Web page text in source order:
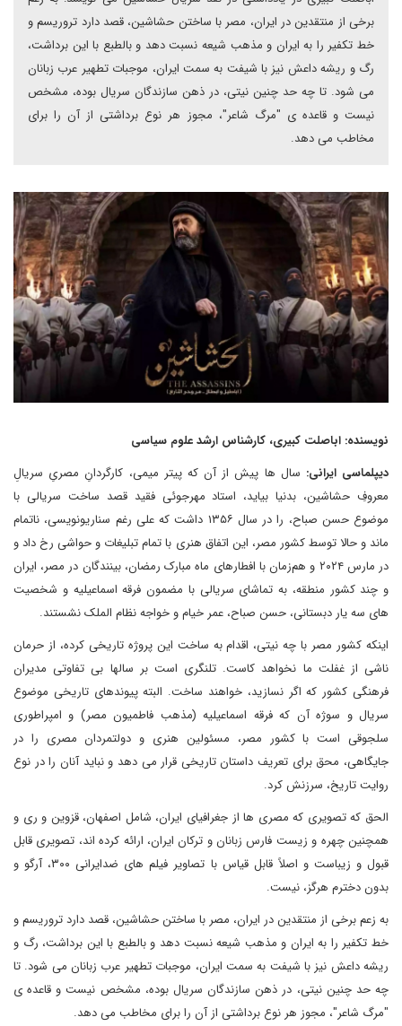
برخی از منتقدین در ایران، مصر با ساختن حشاشین، قصد دارد تروریسم و
خط تکفیر را به ایران و مذهب شیعه نسبت دهد و بالطبع با این برداشت،
رگ و ریشه داعش نیز با شیفت به سمت ایران، موجبات تطهیر عرب زبانان
می شود. تا چه حد چنین نیتی، در ذهن سازندگان سریال بوده، مشخص
نیست و قاعده ی "مرگ شاعر"، مجوز هر نوع برداشتی از آن را برای
مخاطب می دهد.
نویسنده: اباصلت کبیری، کارشناس ارشد علوم سیاسی
دیپلماسی ایرانی: سال ها پیش از آن که پیتر میمی، کارگردانِ مصریِ سریالِ
معروفِ حشاشین، بدنیا بیاید، استاد مهرجوئی فقید قصد ساخت سریالی با
موضوع حسن صباح، را در سال ۱۳۵۶ داشت که علی رغم سناریونویسی، ناتمام
ماند و حالا توسط کشور مصر، این اتفاق هنری با تمام تبلیغات و حواشی رخ داد و
در مارس ۲۰۲۴ و هم‌زمان با افطارهای ماه مبارک رمضان، بینندگان در مصر، ایران
و چند کشور منطقه، به تماشای سریالی با مضمون فرقه اسماعیلیه و شخصیت
های سه یار دبستانی، حسن صباح، عمر خیام و خواجه نظام الملک نشستند.
اینکه کشور مصر با چه نیتی، اقدام به ساخت این پروژه تاریخی کرده، از حرمان
ناشی از غفلت ما نخواهد کاست. تلنگری است بر سالها بی تفاوتی مدیران
فرهنگی کشور که اگر نسازید، خواهند ساخت. البته پیوندهای تاریخی موضوع
سریال و سوژه آن که فرقه اسماعیلیه (مذهب فاطمیون مصر) و امپراطوری
سلجوقی است با کشور مصر، مسئولین هنری و دولتمردان مصری را در
جایگاهی، محق برای تعریف داستان تاریخی قرار می دهد و نباید آنان را در نوع
روایت تاریخ، سرزنش کرد.
الحق که تصویری که مصری ها از جغرافیای ایران، شامل اصفهان، قزوین و ری و
همچنین چهره و زیست فارس زبانان و ترکان ایران، ارائه کرده اند، تصویری قابل
قبول و زیباست و اصلاً قابل قیاس با تصاویر فیلم های ضدایرانی ۳۰۰، آرگو و
بدون دخترم هرگز، نیست.
به زعم برخی از منتقدین در ایران، مصر با ساختن حشاشین، قصد دارد تروریسم و
خط تکفیر را به ایران و مذهب شیعه نسبت دهد و بالطبع با این برداشت، رگ و
ریشه داعش نیز با شیفت به سمت ایران، موجبات تطهیر عرب زبانان می شود. تا
چه حد چنین نیتی، در ذهن سازندگان سریال بوده، مشخص نیست و قاعده ی
"مرگ شاعر"، مجوز هر نوع برداشتی از آن را برای مخاطب می دهد.